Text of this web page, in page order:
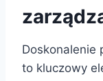
Doskonalenie
to kluczowy